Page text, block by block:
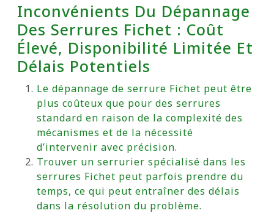
Inconvénients Du Dépannage
Des Serrures Fichet : Coût
Élevé, Disponibilité Limitée Et
Délais Potentiels
Le dépannage de serrure Fichet peut être
plus coûteux que pour des serrures
standard en raison de la complexité des
mécanismes et de la nécessité
d’intervenir avec précision.
Trouver un serrurier spécialisé dans les
serrures Fichet peut parfois prendre du
temps, ce qui peut entraîner des délais
dans la résolution du problème.